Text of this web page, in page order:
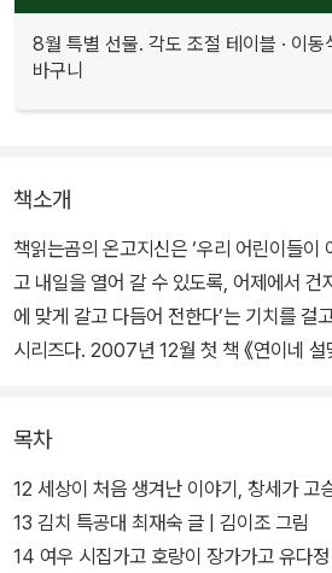
8월 특별 선물. 각도 조절 테이블 · 이동
바구니
책소개
책읽는곰의 온고지신은 ‘우리 어린이들이
고 내일을 열어 갈 수 있도록, 어제에서 건
에 맞게 갈고 다듬어 전한다’는 기치를 걸
시리즈다. 2007년 12월 첫 책 《연이네 설
온고지신 시리즈는 우리 문화의 독자성과
발 더 나아가, 전통 문화가 오늘날 사람들
수 있는지 그 변화까지도 아울러 담고자 한
목차
12 세상이 처음 생겨난 이야기, 창세가 고
13 김치 특공대 최재숙 글 | 김이조 그림
14 여우 시집가고 호랑이 장가가고 유다